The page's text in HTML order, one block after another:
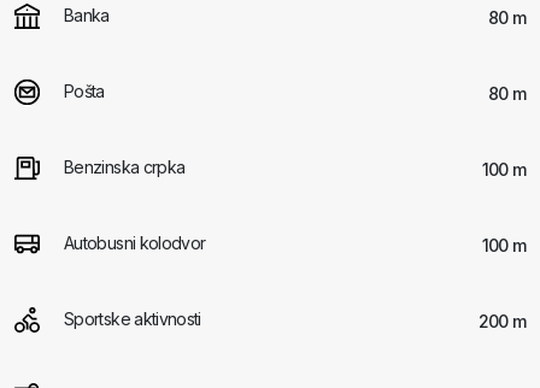
Banka 80 m
Pošta 80 m
Benzinska crpka 100 m
Autobusni kolodvor 100 m
Sportske aktivnosti 200 m